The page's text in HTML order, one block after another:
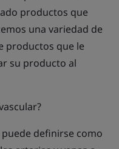
productos que
una variedad de
productos que le
su producto al
definirse como